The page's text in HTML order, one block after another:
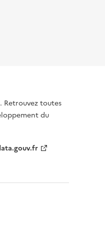
Retrouvez toutes
du